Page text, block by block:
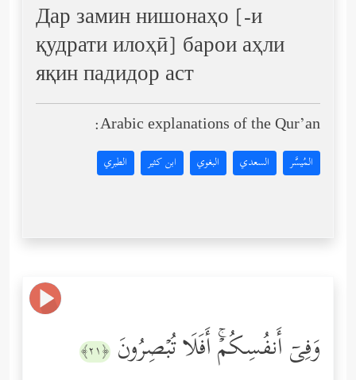
Дар замин нишонаҳо [-и
қудрати илоҳӣ] барои аҳли
яқин падидор аст
Arabic explanations of the Qur’an:
المُيسَّر السعدي البغوي ابن كثير الطبري
وَفِیۤ أَنفُسِكُمۡۚ أَفَلَا تُبۡصِرُونَ ﴿٢١﴾